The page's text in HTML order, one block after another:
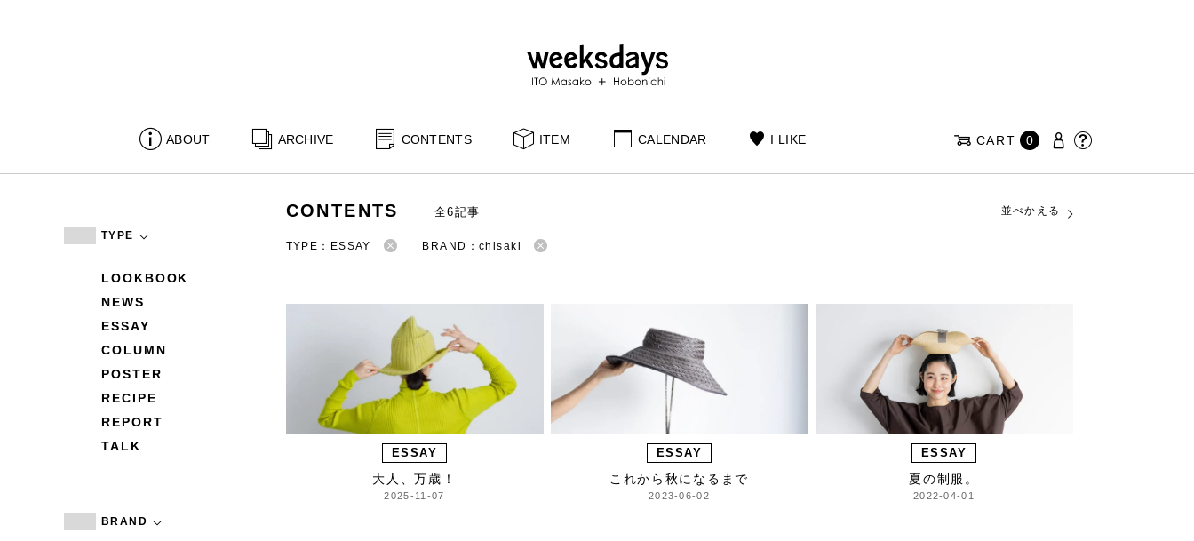
ABOUT ARCHIVE CONTENTS ITEM CALENDAR I LIKE CART 0
TYPE
LOOKBOOK
NEWS
ESSAY
COLUMN
POSTER
RECIPE
REPORT
TALK
BRAND
CONTENTS 全6記事 並べかえる
TYPE：ESSAY BRAND：chisaki
ESSAY
大人、万歳！
2025-11-07
ESSAY
これから秋になるまで
2023-06-02
ESSAY
夏の制服。
2022-04-01